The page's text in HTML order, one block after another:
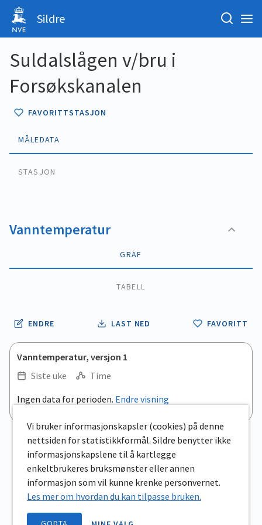
Sildre
Suldalslågen v/bru i
Forsøkskanalen
FAVORITTSTASJON
MÅLEDATA
STASJON
Vanntemperatur
GRAF
TABELL
ENDRE LAST NED FAVORITT
Vanntemperatur, versjon 1
Siste uke
Time
.
View as data table, .
Ingen data for perioden. Endre visning
Vi bruker informasjonskapsler (cookies) på denne
nettsiden for statistikkformål. Sildre benytter ikke
informasjonskapslene til å kartlegge
enkeltbrukeres bruksmønster eller annen
informasjon som vil kunne krenke personvernet.
Les mer om hvordan du kan tilpasse bruken.